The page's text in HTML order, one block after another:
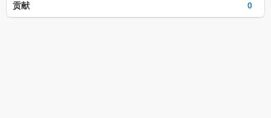
0
贡献